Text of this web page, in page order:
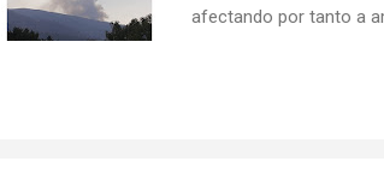
afectando por tanto a